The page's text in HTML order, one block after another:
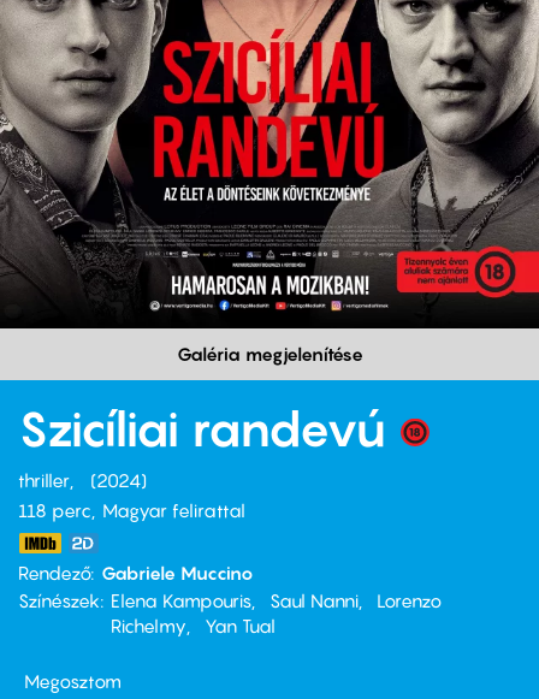
Galéria megjelenítése
Szicíliai randevú
thriller
2024
118 perc,
Magyar felirattal
Rendező Gabriele Muccino
Színészek
Elena Kampouris Saul Nanni
Lorenzo
Richelmy
Yan Tual
Megosztom